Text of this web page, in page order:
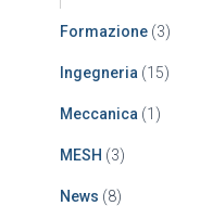
Formazione (3)
Ingegneria (15)
Meccanica (1)
MESH (3)
News (8)